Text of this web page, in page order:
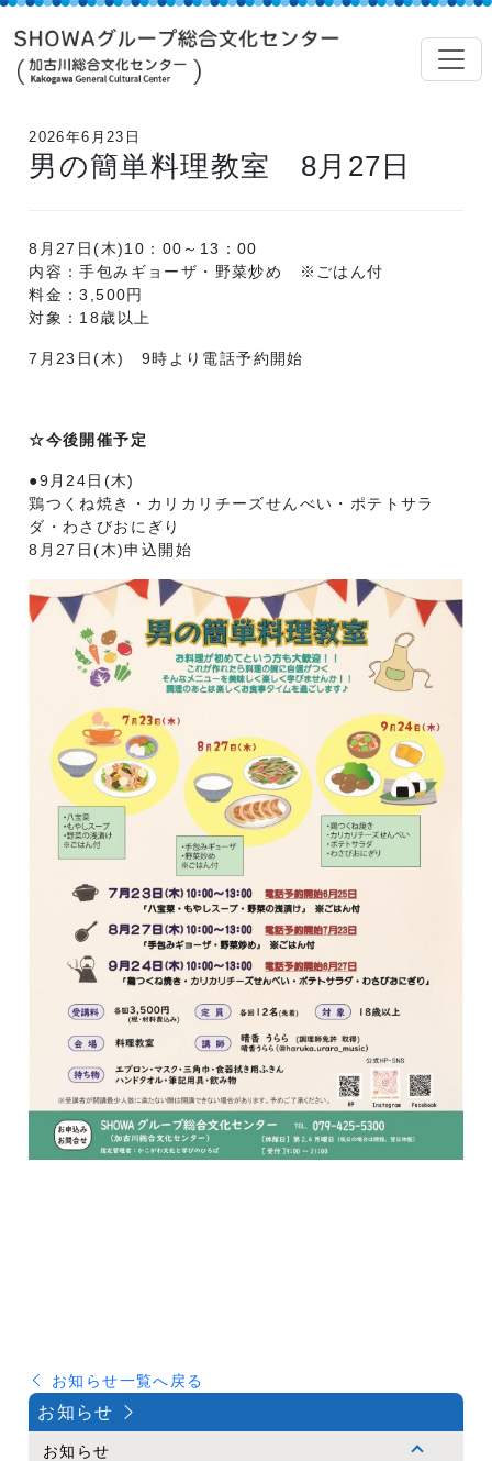
2026年6月23日
男の簡単料理教室 8月27日
8月27日(木)10：00～13：00
内容：手包みギョーザ・野菜炒め ※ごはん付
料金：3,500円
対象：18歳以上
7月23日(木) 9時より電話予約開始
☆今後開催予定
●9月24日(木)
鶏つくね焼き・カリカリチーズせんべい・ポテトサラ
ダ・わさびおにぎり
8月27日(木)申込開始
お知らせ一覧へ戻る
お知らせ
お知らせ